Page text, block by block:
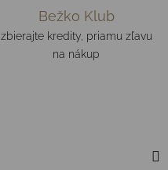
Bežko Klub
zbierajte kredity, priamu zľavu
na nákup